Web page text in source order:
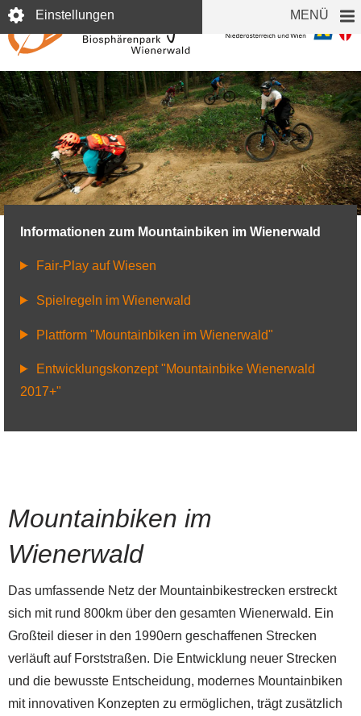
Direkt
zum
Inhalt
Einstellungen MENÜ
Informationen zum Mountainbiken im Wienerwald
Fair-Play auf Wiesen
Spielregeln im Wienerwald
Plattform "Mountainbiken im Wienerwald"
Entwicklungskonzept "Mountainbike Wienerwald
2017+"
Mountainbiken im
Wienerwald
Das umfassende Netz der Mountainbikestrecken erstreckt
sich mit rund 800km über den gesamten Wienerwald. Ein
Großteil dieser in den 1990ern geschaffenen Strecken
verläuft auf Forststraßen. Die Entwicklung neuer Strecken
und die bewusste Entscheidung, modernes Mountainbiken
mit innovativen Konzepten zu ermöglichen, trägt zusätzlich